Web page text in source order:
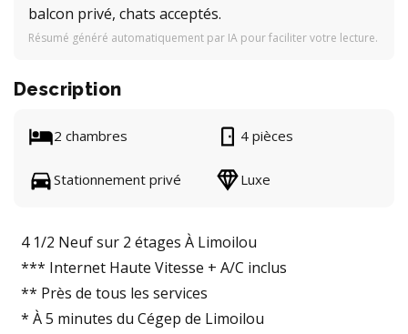
balcon privé, chats acceptés.
Résumé généré automatiquement par IA pour faciliter votre lecture.
Description
2 chambres 4 pièces
Stationnement privé Luxe
4 1/2 Neuf sur 2 étages À Limoilou
*** Internet Haute Vitesse + A/C inclus
** Près de tous les services
* À 5 minutes du Cégep de Limoilou